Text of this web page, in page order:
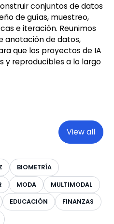
conjuntos de datos
de guías, muestreo,
e iteración. Reunimos
anotación de datos,
que los proyectos de IA
y reproducibles a lo largo
View all
BIOMETRÍA
MODA MULTIMODAL
EDUCACIÓN FINANZAS